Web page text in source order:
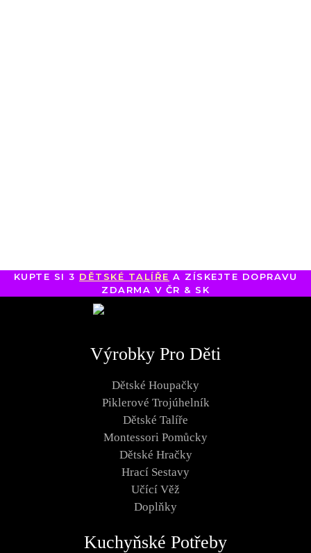
KUPTE SI 3 DĚTSKÉ TALÍŘE A ZÍSKEJTE DOPRAVU
ZDARMA V ČR & SK
Výrobky Pro Děti
Dětské Houpačky
Piklerové Trojúhelník
Dětské Talíře
Montessori Pomůcky
Dětské Hračky
Hrací Sestavy
Učící Věž
Doplňky
Kuchyňské Potřeby